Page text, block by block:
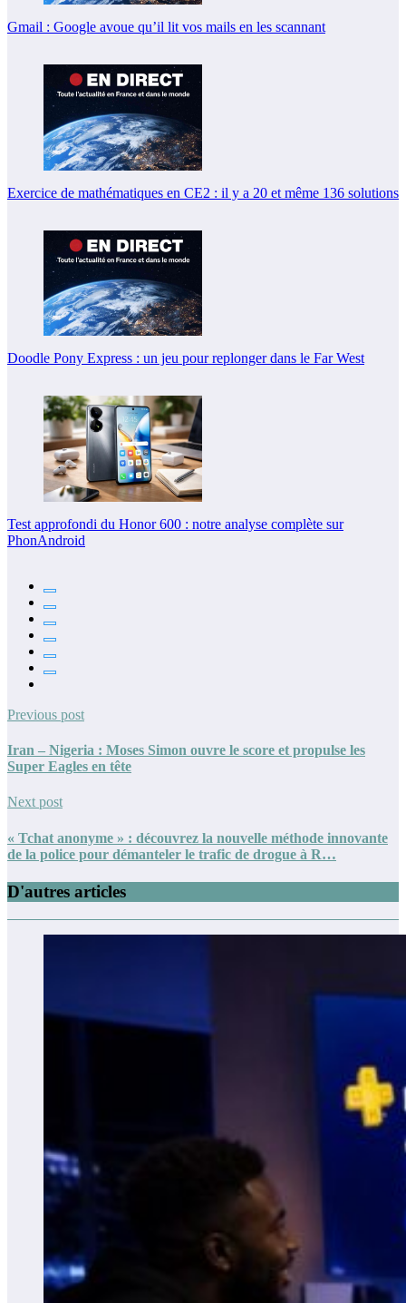
Gmail : Google avoue qu’il lit vos mails en les scannant
Exercice de mathématiques en CE2 : il y a 20 et même 136 solutions
Doodle Pony Express : un jeu pour replonger dans le Far West
Test approfondi du Honor 600 : notre analyse complète sur
PhonAndroid
Previous post
Iran – Nigeria : Moses Simon ouvre le score et propulse les
Super Eagles en tête
Next post
« Tchat anonyme » : découvrez la nouvelle méthode innovante
de la police pour démanteler le trafic de drogue à R…
D'autres articles